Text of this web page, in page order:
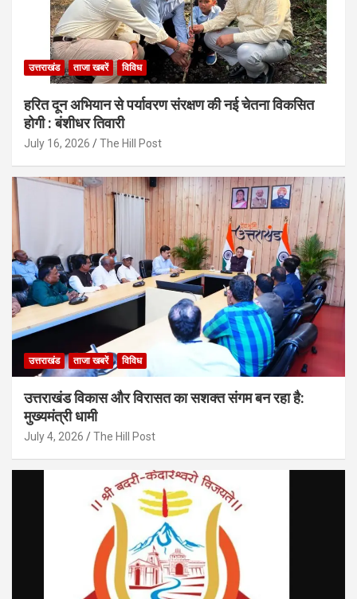
उत्तराखंड ताजा खबरें विविध
हरित दून अभियान से पर्यावरण संरक्षण की नई चेतना विकसित
होगी : बंशीधर तिवारी
July 16, 2026 The Hill Post
उत्तराखंड ताजा खबरें विविध
उत्तराखंड विकास और विरासत का सशक्त संगम बन रहा है:
मुख्यमंत्री धामी
July 4, 2026 The Hill Post